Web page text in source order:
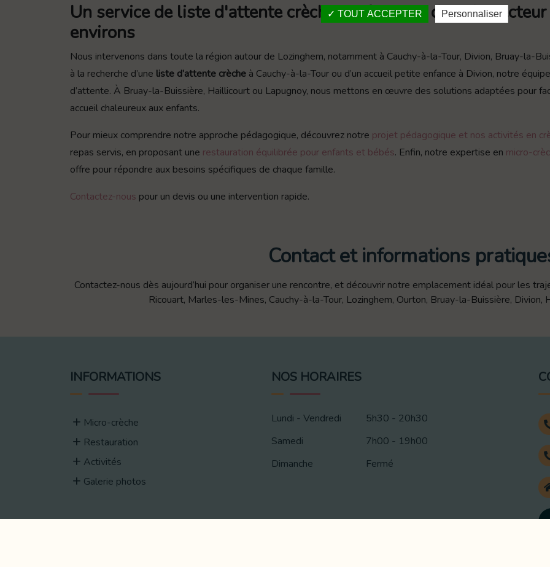
Un service de liste d'attente crèche performant dans le
environs
Nous intervenons dans toute la région autour de Lozinghem, notamment à Cauchy-à-la-Tour, Divion, Bruay-la-
à la recherche d’une liste d’attente crèche à Cauchy-à-la-Tour ou d’un accueil petite enfance à Divion, notre
d’attente. À Bruay-la-Buissière, Haillicourt ou Lapugnoy, nous mettons en œuvre des solutions adaptées pour
accueil chaleureux aux enfants.
Pour mieux comprendre notre approche pédagogique, découvrez notre projet pédagogique et nos activités en
repas servis, en proposant une restauration équilibrée pour enfants et bébés. Enfin, notre expertise en micro-
offre pour répondre aux besoins spécifiques de chaque famille.
Contactez-nous pour un devis ou une intervention rapide.
Contact et informations
Contactez-nous dès aujourd’hui pour organiser une rencontre, et découvrir notre emplacement idéal pour les
Ricouart, Marles-les-Mines, Cauchy-à-la-Tour, Lozinghem, Ourton, Bruay-la-Buissière, Divion,
INFORMATIONS
Micro-crèche
Restauration
Activités
Galerie photos
NOS HORAIRES
Lundi - Vendredi
5h30 - 20h30
Samedi
7h00 - 19h00
Dimanche
Fermé
TOUT ACCEPTER Personnaliser